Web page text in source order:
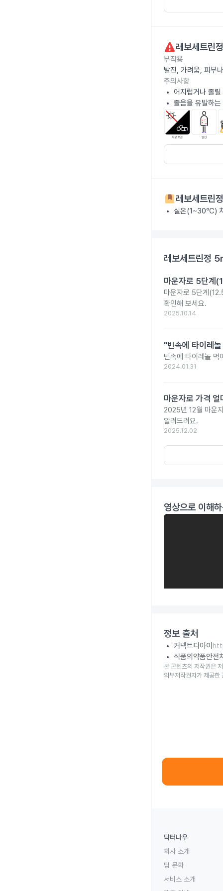
레보세트린
부작용
발진, 가려움, 피부
주의사항
어지럽거나 졸
졸음을 유발하
레보세트린
실온(1~30℃)
레보세트린정
마운자로 5단계
마운자로 5단계
확인해 보세요.
2025.10.14
"빈속에 타이레
빈속에 타이레놀 먹
2024.01.31
마운자로 가격
2025년 12월 마운
알려드려요.
2025.12.02
영상으로 이해
정보 출처
커넥트디아이
식품의약품안전
본 콘텐츠의 저작권은
외부저작권자가 제공한
닥터나우
회사 소개
팀 문화
서비스 소개